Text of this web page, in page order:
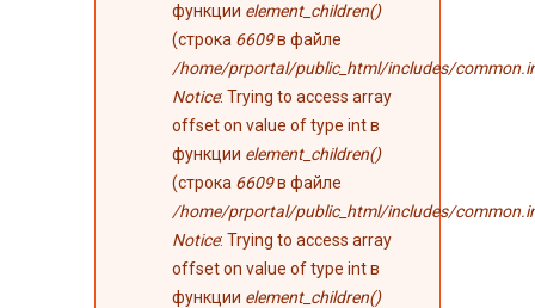
функции element_children()
(строка 6609в файле
/home/prportal/public_html/includes/
Notice: Trying to access array
offset on value of type int в
функции element_children()
(строка 6609в файле
/home/prportal/public_html/includes/
Notice: Trying to access array
offset on value of type int в
функции element_children()